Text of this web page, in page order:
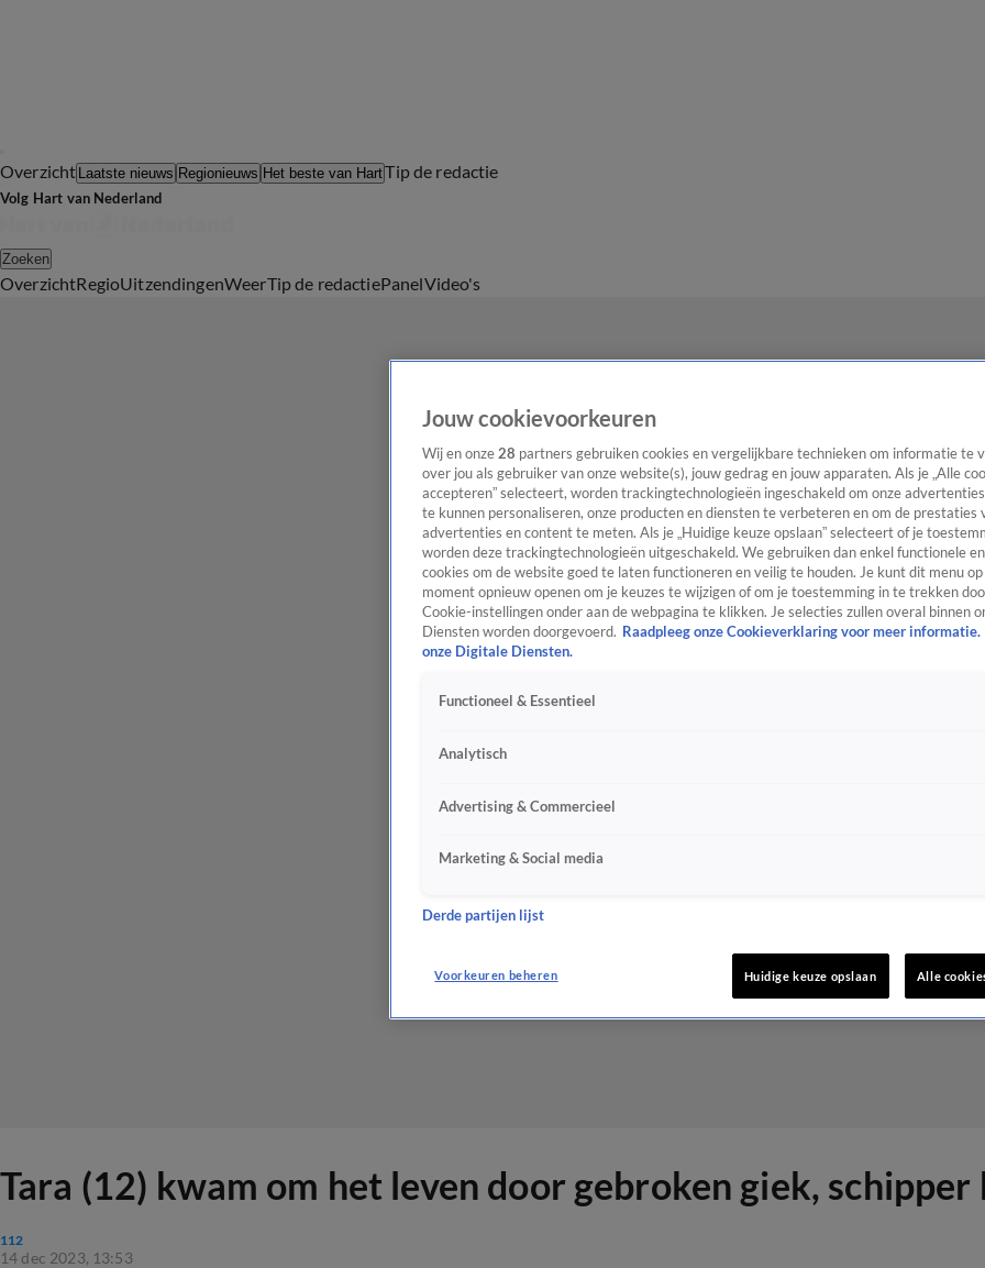
Overzicht Laatste nieuws Regionieuws Het beste van HartTip de redactie
Volg Hart van Nederland
Zoeken
OverzichtRegioUitzendingenWeerTip de redactiePanelVideo's
Tara (12) kwam om het leven door gebroken giek,
112
14 dec 2023, 13:53
Jouw cookievoorkeuren
Wij en onze 28 partners gebruiken cookies en vergelijkbare technieken om informatie te
over jou als gebruiker van onze website(s), jouw gedrag en jouw apparaten. Als je „Alle
accepteren” selecteert, worden trackingtechnologieën ingeschakeld om onze
te kunnen personaliseren, onze producten en diensten te verbeteren en om de prestaties
advertenties en content te meten. Als je „Huidige keuze opslaan” selecteert of je
worden deze trackingtechnologieën uitgeschakeld. We gebruiken dan enkel functionele
cookies om de website goed te laten functioneren en veilig te houden. Je kunt dit menu
moment opnieuw openen om je keuzes te wijzigen of om je toestemming in te trekken
Cookie-instellingen onder aan de webpagina te klikken. Je selecties zullen overal binnen
Diensten worden doorgevoerd. Raadpleeg onze Cookieverklaring voor meer informatie.
onze Digitale Diensten.
Functioneel & Essentieel
Analytisch
Advertising & Commercieel
Marketing & Social media
Derde partijen lijst
Voorkeuren beheren Huidige keuze opslaan Alle